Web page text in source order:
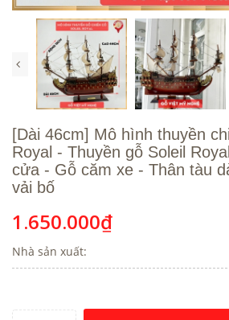
[Dài 46cm] Mô hình thuyền
Royal - Thuyền gỗ Soleil
cửa - Gỗ căm xe - Thân tàu
vải bố
1.650.000₫
Nhà sản xuất: